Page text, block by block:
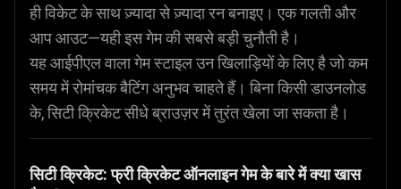
ही विकेट के साथ ज़्यादा से ज़्यादा रन बनाइए। एक गलती और
आप आउट—यही इस गेम की सबसे बड़ी चुनौती है।
यह आईपीएल वाला गेम स्टाइल उन खिलाड़ियों के लिए है जो कम
समय में रोमांचक बैटिंग अनुभव चाहते हैं। बिना किसी डाउनलोड
के, सिटी क्रिकेट सीधे ब्राउज़र में तुरंत खेला जा सकता है।
सिटी क्रिकेट: फ्री क्रिकेट ऑनलाइन गेम के बारे में क्या खास